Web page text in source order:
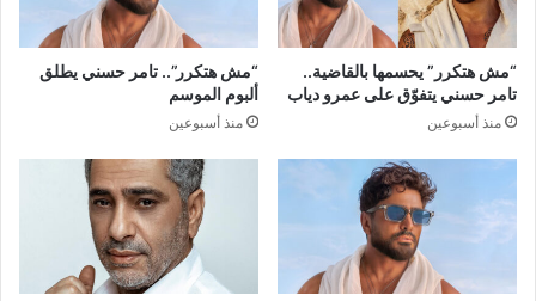
“مش هتكرر” يحسمها بالقاضية..
تامر حسني يتفوّق على عمرو دياب
منذ أسبوعين
“مش هتكرر”.. تامر حسني يطلق
ألبوم الموسم
منذ أسبوعين